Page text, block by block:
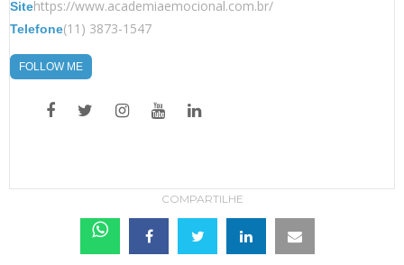
Sitehttps://www.academiaemocional.com.br/
Telefone(11) 3873-1547
FOLLOW ME
COMPARTILHE